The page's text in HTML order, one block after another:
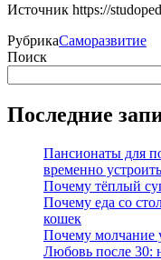
Источник https://
РубрикаСаморазвитие
Поиск
Последние
Пансионаты для
временно
Почему тёплый
Почему еда со
кошек
Почему молчание
Любовь после 30: